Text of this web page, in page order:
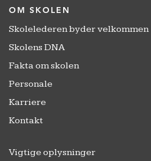
OM SKOLEN
Skolelederen byder velkommen
Skolens DNA
Fakta om skolen
Personale
Karriere
Kontakt
Vigtige oplysninger